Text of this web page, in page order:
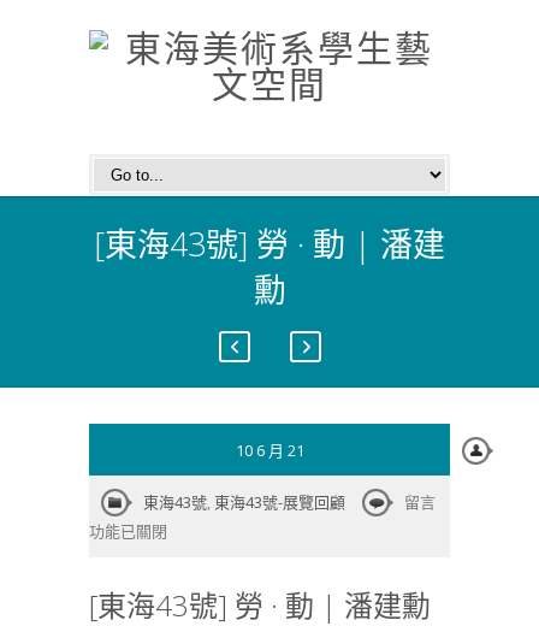
[東海43號] 勞 · 動 | 潘建
勳
10 6 月 21
東海43號, 東海43號-展覽回顧
在
號]
留言
功能已關閉
[東海43號] 勞 · 動 | 潘建勳